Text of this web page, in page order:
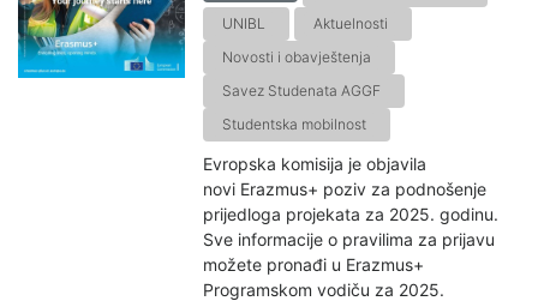
UNIBL
Aktuelnosti
Novosti i obavještenja
Savez Studenata AGGF
Studentska mobilnost
Evropska komisija je objavila
novi Erazmus+ poziv za podnošenje
prijedloga projekata za 2025. godinu.
Sve informacije o pravilima za prijavu
možete pronađi u Erazmus+
Programskom vodiču za 2025.